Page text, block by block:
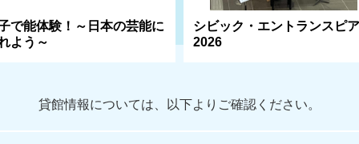
で能体験！～日本の芸能に
よう～
シビック・エントランスピ
2026
貸館情報については、以下よりご確認ください。